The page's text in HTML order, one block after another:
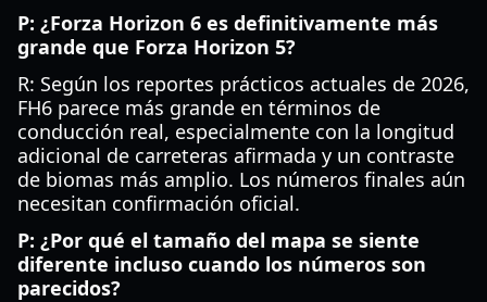
P: ¿Forza Horizon 6 es definitivamente más
grande que Forza Horizon 5?
R: Según los reportes prácticos actuales de 2026,
FH6 parece más grande en términos de
conducción real, especialmente con la longitud
adicional de carreteras afirmada y un contraste
de biomas más amplio. Los números finales aún
necesitan confirmación oficial.
P: ¿Por qué el tamaño del mapa se siente
diferente incluso cuando los números son
parecidos?